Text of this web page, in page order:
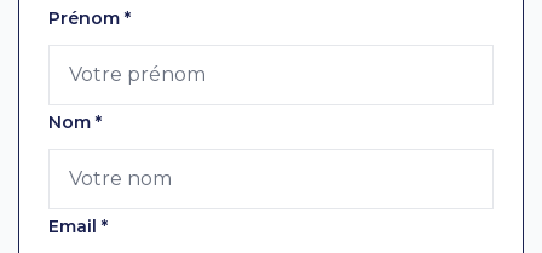
Laissez ce champ vide
Prénom *
Nom *
Email *